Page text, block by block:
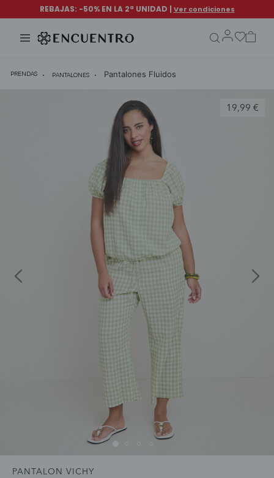
PRENDAS PANTALONES Pantalones Fluidos
19,99 €
PANTALON VICHY